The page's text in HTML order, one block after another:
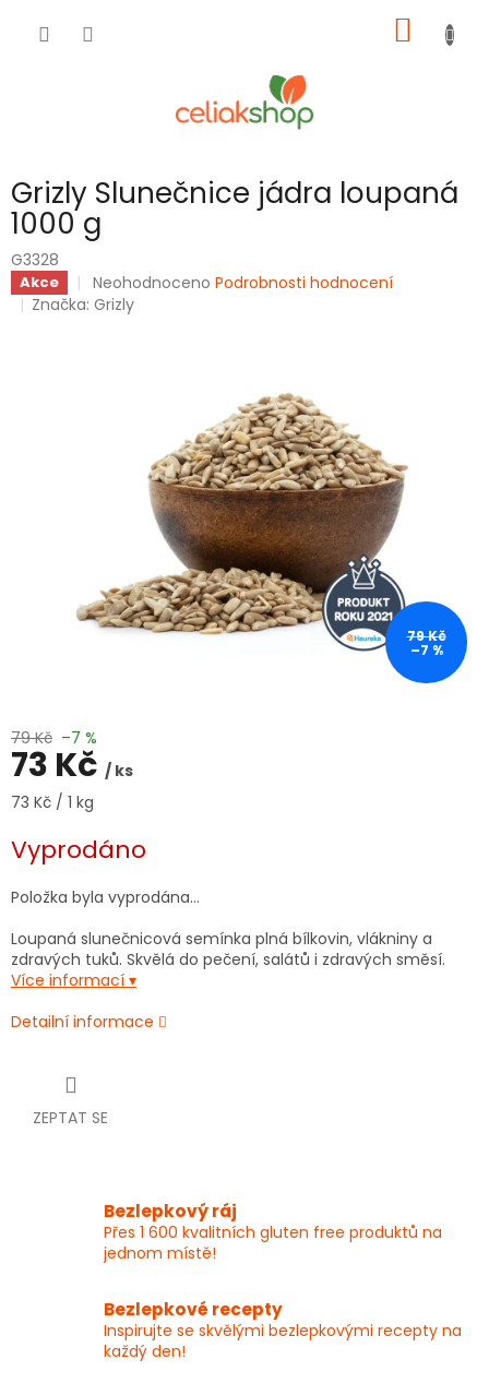
KOŠÍK
Grizly Slunečnice jádra loupaná
1000 g
G3328
Akce
Průměrné
hodnocení
Neohodnoceno Podrobnosti hodnocení
Značka:Grizly
79 Kč
–7 %
79 Kč –7 %
73 Kč / ks
Měrná
73 Kč / 1 kg
Vyprodáno
Položka byla vyprodána…
Loupaná slunečnicová semínka plná bílkovin, vlákniny a
zdravých tuků. Skvělá do pečení, salátů i zdravých směsí.
Více informací ▾
Detailní informace
ZEPTAT SE
Bezlepkový ráj
Přes 1 600 kvalitních gluten free produktů na
jednom místě!
Bezlepkové recepty
Inspirujte se skvělými bezlepkovými recepty na
každý den!